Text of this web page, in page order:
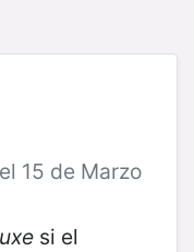
15 de Marzo
si el